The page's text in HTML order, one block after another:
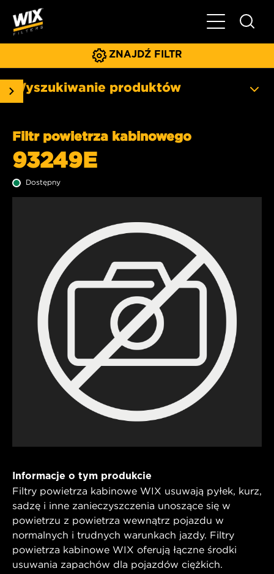
Pokaż/ukryj
ZNAJDŹ FILTR
Wyszukiwanie produktów
Filtr powietrza kabinowego
93249E
Dostępny
Informacje o tym produkcie
Filtry powietrza kabinowe WIX usuwają pyłek, kurz,
sadzę i inne zanieczyszczenia unoszące się w
powietrzu z powietrza wewnątrz pojazdu w
normalnych i trudnych warunkach jazdy. Filtry
powietrza kabinowe WIX oferują łączne środki
usuwania zapachów dla pojazdów ciężkich.